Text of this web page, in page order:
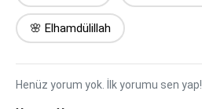
🌸 Elhamdülillah
Henüz yorum yok. İlk yorumu sen yap!